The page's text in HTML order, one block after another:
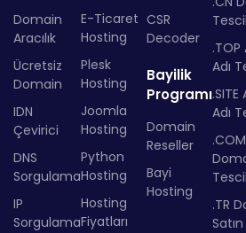
Domain
Aracılık
Ücretsiz
Domain
IDN
Çevirici
DNS
Sorgulama
IP
Sorgulama
E-Ticaret
Hosting
Plesk
Hosting
Joomla
Hosting
Python
Hosting
Hosting
Fiyatları
CSR
Decoder
Bayilik
Programı
Domain
Reseller
Bayi
Hosting
Tescil
.TOP
Adı
.SITE
Adı
Tescil
.TR
Satın